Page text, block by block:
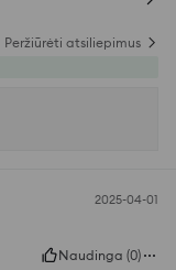
Peržiūrėti atsiliepimus
2025-04-01
Naudinga (0)